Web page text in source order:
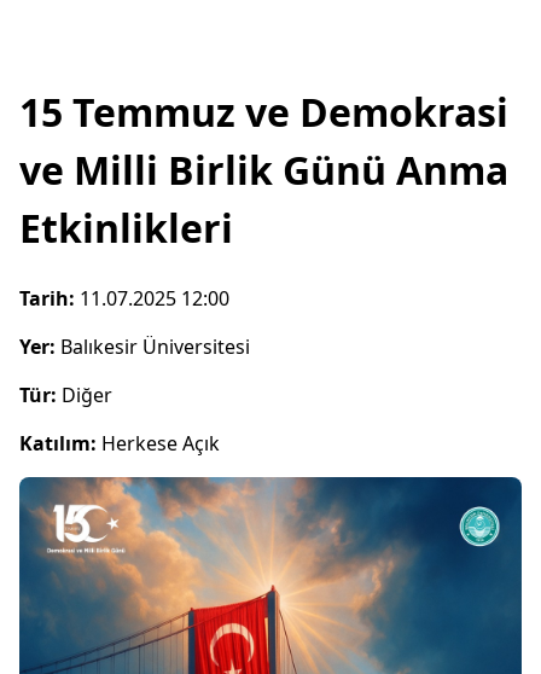
15 Temmuz ve Demokrasi
ve Milli Birlik Günü Anma
Etkinlikleri
Tarih: 11.07.2025 12:00
Yer: Balıkesir Üniversitesi
Tür: Diğer
Katılım: Herkese Açık